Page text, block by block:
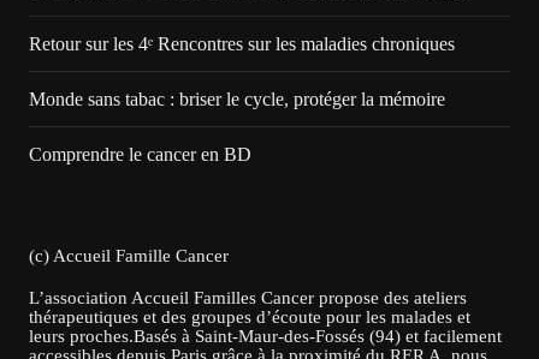
Retour sur les 4ᵉ Rencontres sur les maladies chroniques
Monde sans tabac : briser le cycle, protéger la mémoire
Comprendre le cancer en BD
(c) Accueil Famille Cancer
L’association Accueil Familles Cancer propose des ateliers
thérapeutiques et des groupes d’écoute pour les malades et
leurs proches.Basés à Saint-Maur-des-Fossés (94) et facilement